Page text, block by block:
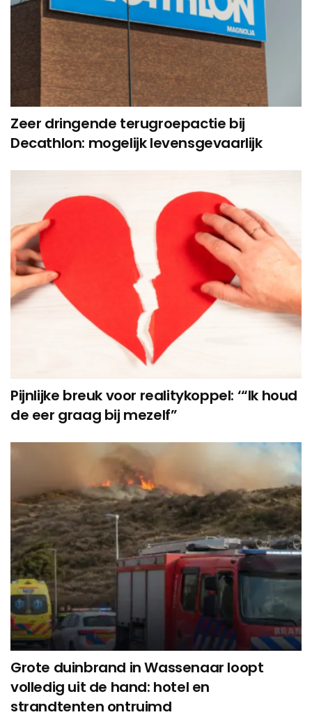
Zeer dringende terugroepactie bij
Decathlon: mogelijk levensgevaarlijk
Pijnlijke breuk voor realitykoppel: ‘“Ik houd
de eer graag bij mezelf”
Grote duinbrand in Wassenaar loopt
volledig uit de hand: hotel en
strandtenten ontruimd